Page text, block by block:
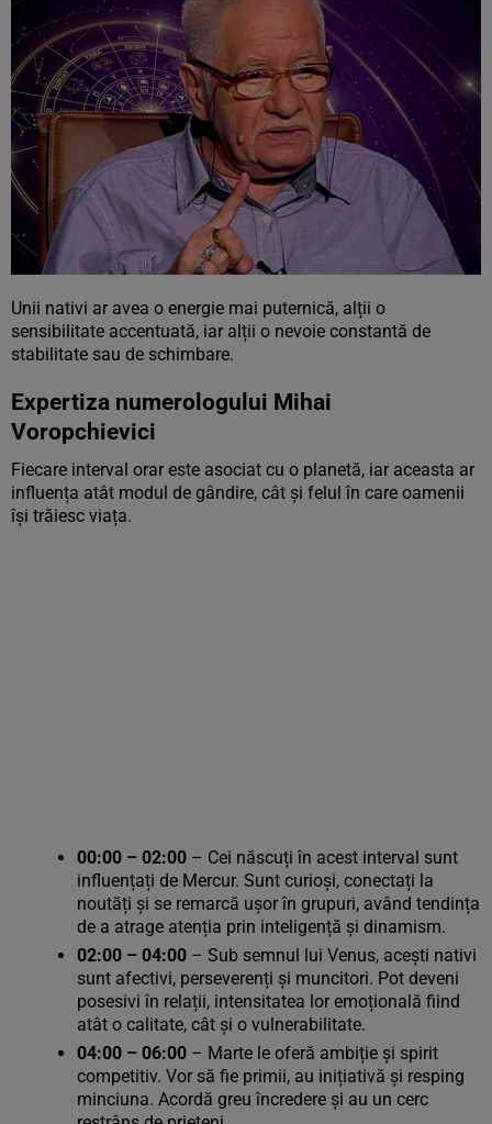
Unii nativi ar avea o energie mai puternică, alții o
sensibilitate accentuată, iar alții o nevoie constantă de
stabilitate sau de schimbare.
Expertiza numerologului Mihai
Voropchievici
Fiecare interval orar este asociat cu o planetă, iar aceasta ar
influența atât modul de gândire, cât și felul în care oamenii
își trăiesc viața.
00:00 – 02:00 – Cei născuți în acest interval sunt
influențați de Mercur. Sunt curioși, conectați la
noutăți și se remarcă ușor în grupuri, având tendința
de a atrage atenția prin inteligență și dinamism.
02:00 – 04:00 – Sub semnul lui Venus, acești nativi
sunt afectivi, perseverenți și muncitori. Pot deveni
posesivi în relații, intensitatea lor emoțională fiind
atât o calitate, cât și o vulnerabilitate.
04:00 – 06:00 – Marte le oferă ambiție și spirit
competitiv. Vor să fie primii, au inițiativă și resping
minciuna. Acordă greu încredere și au un cerc